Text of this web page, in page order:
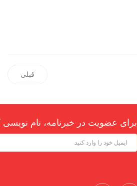
قبلی
برای عضویت در خبرنامه، نام نویسی